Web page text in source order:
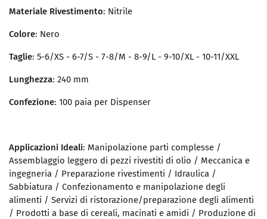
Materiale Rivestimento: Nitrile
Colore: Nero
Taglie: 5-6/XS - 6-7/S - 7-8/M - 8-9/L - 9-10/XL - 10-11/XXL
Lunghezza: 240 mm
Confezione: 100 paia per Dispenser
Applicazioni Ideali: Manipolazione parti complesse /
Assemblaggio leggero di pezzi rivestiti di olio / Meccanica e
ingegneria / Preparazione rivestimenti / Idraulica /
Sabbiatura / Confezionamento e manipolazione degli
alimenti / Servizi di ristorazione/preparazione degli alimenti
/ Prodotti a base di cereali, macinati e amidi / Produzione di